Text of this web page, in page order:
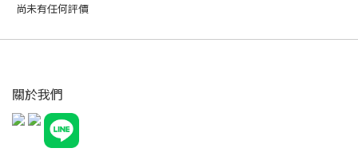
尚未有任何評價
關於我們